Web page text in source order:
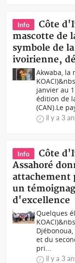
Info
Côte
mascotte de
symbole de
ivoirienne,
Akwaba, la
KOACI)
janvier au
édition de
(CAN).Le
il y a 3
Info
Côte
Assahoré
attachement
un
d'excellence
Quelques
et du
pri...
il y a 3